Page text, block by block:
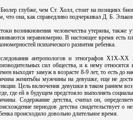
глубже, чем Ст. Холл, стоит на позициях
что она, как справедливо подчеркивал Д. Б.
возникновения человечества утеряны,
неравномерно. В настоящее время есть
психического развития ребенка.
антропологов и этнографов Х1Х-ХХ
сил общества, и к нему относятся
выходят замуж в возрасте 8-9 лет, то есть до
женитьбы мужчины на девушке, еще не
Цель включения девушки в таком раннем
где ей в будущем предстояло выполнять
Содержание детства, считал он,
периодов детства свидетельствует о
происходило довольно длительное время.